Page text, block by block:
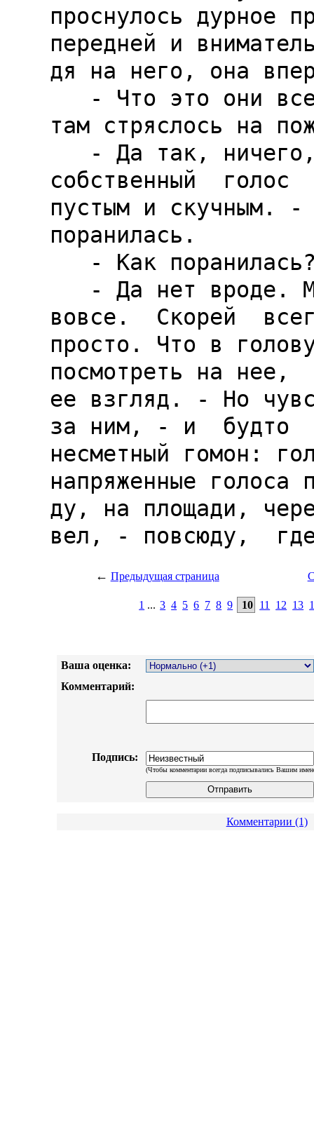
← Предыдущая страница
1 ... 3 4 5 6 7 8 9 10 11 12 13
Ваша оценка:
Комментарий:
Подпись:
(Чтобы комментарии всегда подписывались Вашим
Комментарии (1)